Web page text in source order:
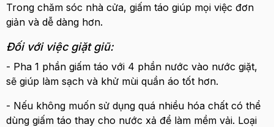
Trong chăm sóc nhà cửa, giấm táo giúp mọi việc đơn
giản và dễ dàng hơn.
Đối với việc giặt giũ:
- Pha 1 phần giấm táo với 4 phần nước vào nước giặt,
sẽ giúp làm sạch và khử mùi quần áo tốt hơn.
- Nếu không muốn sử dụng quá nhiều hóa chất có thể
dùng giấm táo thay cho nước xả để làm mềm vải. Loại